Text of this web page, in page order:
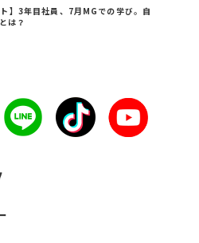
ト】3年目社員、7月MGでの学び。自
は？